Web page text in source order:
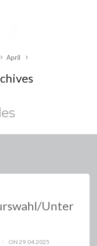
April
Unter
ON 29.04.2025